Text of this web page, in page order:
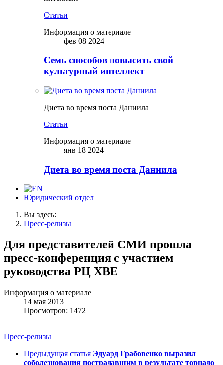
Статьи
Информация о материале
фев 08 2024
Семь способов повысить свой
культурный интеллект
Диета во время поста Даниила
Статьи
Информация о материале
янв 18 2024
Диета во время поста Даниила
Юридический отдел
Вы здесь:
Пресс-релизы
Для представителей СМИ прошла
пресс-конференция с участием
руководства РЦ ХВЕ
Информация о материале
14 мая 2013
Просмотров: 1472
Пресс-релизы
Предыдущая статья Эдуард Грабовенко выразил
соболезнования пострадавшим в результате торнадо